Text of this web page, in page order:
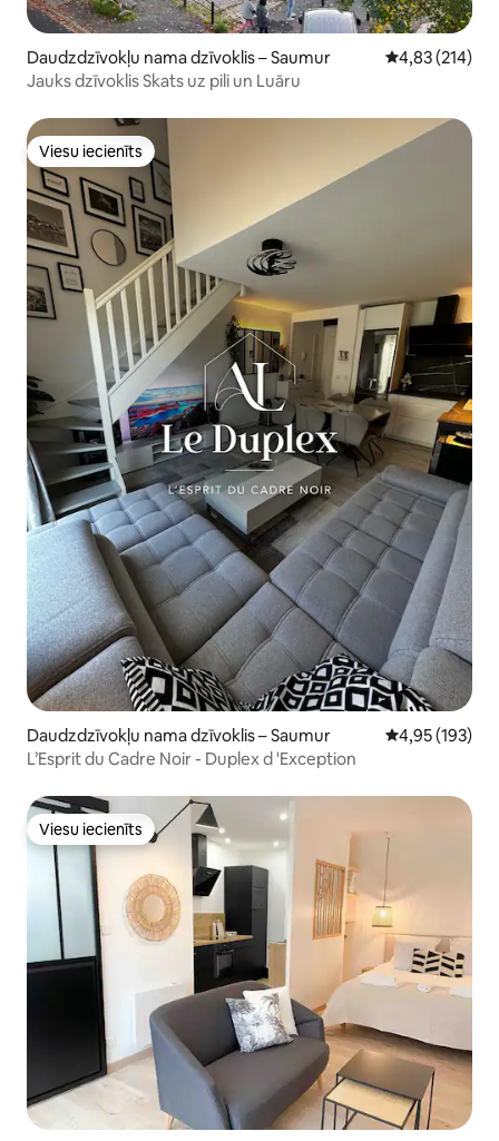
Daudzdzīvokļu nama dzīvoklis – Saumur Vidējais
4,83 (214)
Jauks dzīvoklis Skats uz pili un Luāru
Viesu iecienīts
Viesu iecienīts
Daudzdzīvokļu nama dzīvoklis – Saumur Vidējais
4,95 (193)
L’Esprit du Cadre Noir - Duplex d 'Exception
Viesu iecienīts
Viesu iecienīts